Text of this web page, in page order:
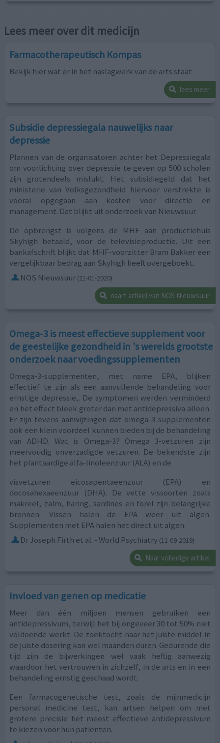
Lees meer over dit medicijn
Farmacotherapeutisch Kompas
Bekijk hier wat er in het naslagwerk van de arts staat
lees meer
Subsidie depressiegala nauwelijks naar
depressie
Plannen van de organisatoren achter het Depressiegala
om voorlichting over depressie te geven op 500 scholen
zijn grotendeels mislukt. Het subsidiegeld dat het
ministerie van Volksgezondheid hiervoor verstrekte is
vooral opgegaan aan kosten voor directie en
management. Dat blijkt uit onderzoek van Nieuwsuur.
De opbrengst is volgens de MHF aan productiehuis
Skyhigh betaald, voor de televisieproductie. Uit een
bankafschrift blijkt dat MHF-voorzitter Bram Bakker een
vergelijkbaar bedrag aan Skyhigh heeft overgeboekt.
NOS Nieuwsuur (21-01-2020)
naart artikel van NOS Nieuwsuur
Omega-3 is meest effectieve supplement voor
de geestelijke gezondheid in 's werelds grootste
onderzoek naar voedingssupplementen
Omega-3-supplementen, met name EPA, blijken
effectief te zijn als een aanvullende behandeling voor
ernstige depressie,. De symptomen werden verminderd
en het effect bleek groter dan met antidepressiva alleen.
Er zijn tevens aanwijzingen dat omega-3-supplementen
ook een klein voordeel kunnen bieden bij de behandeling
van ADHD. Wat is Omega-3? Omega 3-vetzuren zijn
meervoudig onverzadigde vetzuren. De bekendste zijn
het plantaardige alfa-linoleenzuur (ALA) en de
visvetzuren eicosapentaeenzuur (EPA) en
docosahexaeenzuur (DHA). De vette vissoorten zoals
makreel, zalm, haring, sardines en forel zijn belangrijke
bronnen. Vissen halen de EPA weer uit algen.
Supplementen met EPA halen het direct uit algen.
Dr Joseph Firth et al. - World Psychiatry (11-09-2019)
Naar volledige artikel
Invloed van genen op medicatie
Meer dan één miljoen mensen gebruiken een
antidepressivum, terwijl het bij ongeveer 30 tot 50% niet
voldoende werkt. De zoektocht naar het juiste middel in
de juiste dosering kan wel maanden duren. Gedurende die
tijd zijn de bijwerkingen wel vaak heftig aanwezig
waardoor het vertrouwen in zichzelf, in de arts en in een
behandeling ernstig geschaad wordt.
Een farmacogenetische test, zoals de mijnmedicijn
personal medicine test, kan artsen helpen om met
grotere precisie het meest effectieve antidepressivum
te kiezen voor hun patiënten.